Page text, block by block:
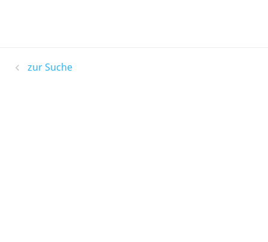
zur Suche